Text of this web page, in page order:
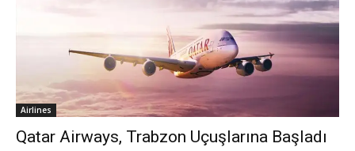
Airlines
Qatar Airways, Trabzon Uçuşlarına Başladı